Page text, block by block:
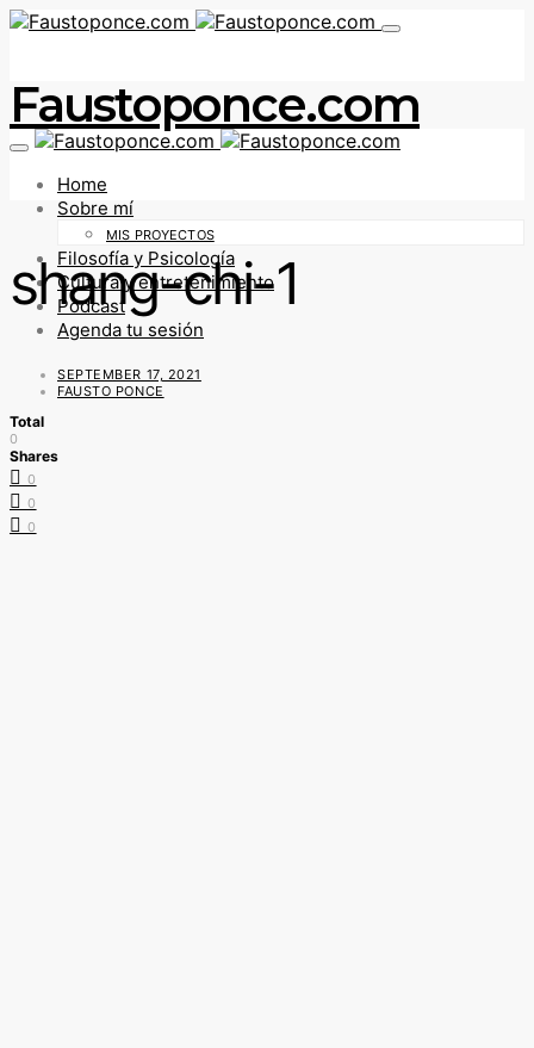
Faustoponce.com
Home
Sobre mí
MIS PROYECTOS
Filosofía y Psicología
Cultura y entretenimiento
Podcast
Agenda tu sesión
shang-chi-1
SEPTEMBER 17, 2021
FAUSTO PONCE
Total
0
Shares
0
0
0